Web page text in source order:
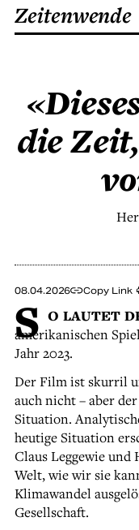
Zeitenwende
die
08.04.2026 Copy Link
S O LAUTET
amerikanischen
Jahr 2023.
Der Film ist skurril
auch nicht – aber
Situation.
heutige Situation
Claus Leggewie und
Welt, wie wir sie
Klimawandel
Gesellschaft.